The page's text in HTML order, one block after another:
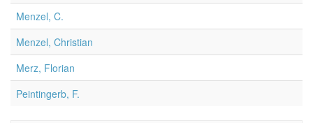
Menzel, C.
Menzel, Christian
Merz, Florian
Peintingerb, F.